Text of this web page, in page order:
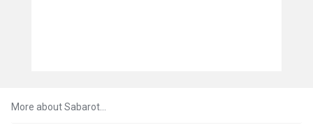
More about Sabarot…